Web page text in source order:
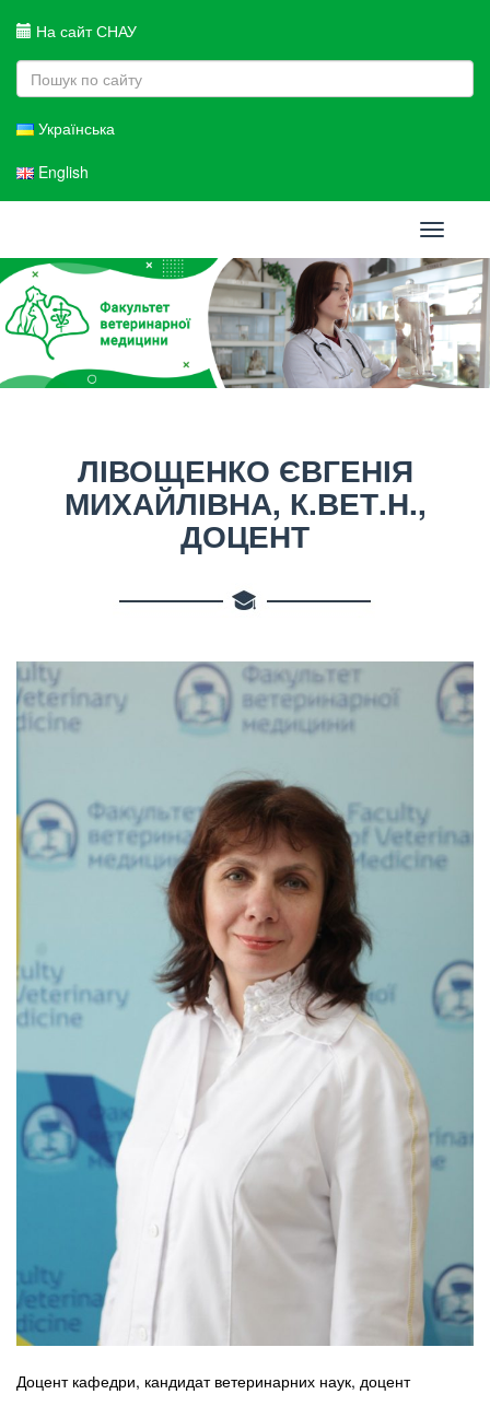
На сайт СНАУ
Українська
English
Toggle
ЛІВОЩЕНКО ЄВГЕНІЯ
МИХАЙЛІВНА, К.ВЕТ.Н.,
ДОЦЕНТ
Доцент кафедри, кандидат ветеринарних наук, доцент